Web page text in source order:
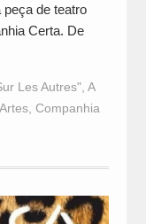
peça de teatro
Certa. De
Les Autres", A
, Companhia